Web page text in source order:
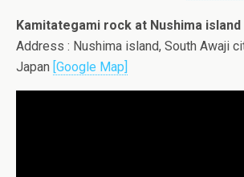
Kamitategami rock at Nushima island
Address : Nushima island, South Awaji
Japan [Google Map]